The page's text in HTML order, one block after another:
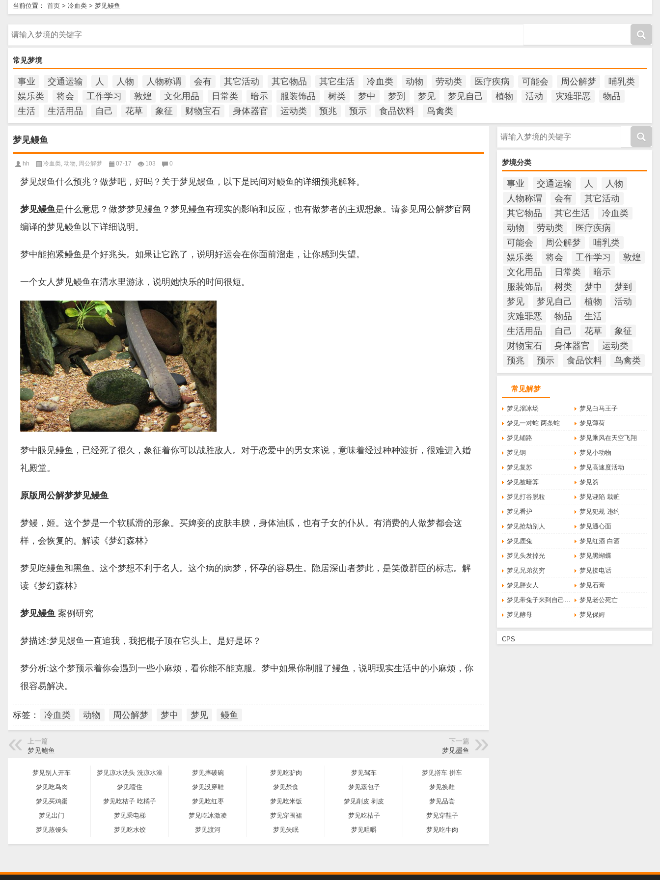
当前位置： 首页 > 冷血类 > 梦见鳗鱼
常见梦境
事业 交通运输 人 人物 人物称谓 会有 其它活动 其它物品 其它生活 冷血类 动物 劳动类 医疗疾病 可能会 周公解梦
哺乳类
娱乐类
将会 工作学习 敦煌 文化用品 日常类 暗示 服装饰品 树类 梦中 梦到 梦见 梦见自己 植物 活动 灾难罪恶
物品
生活
生活用品 自己 花草 象征 财物宝石 身体器官 运动类 预兆 预示 食品饮料 鸟禽类
梦境分类
事业 交通运输 人
人物
人物称谓
会有
其它活动
其它物品
其它生活
冷血类
动物
劳动类
医疗疾病
可能会
周公解梦
哺乳类
娱乐类
将会 工作学习
敦煌
文化用品
日常类
暗示
服装饰品
树类 梦中
梦到
梦见
梦见自己 植物
活动
灾难罪恶
物品
生活
生活用品
自己 花草
象征
财物宝石
身体器官
运动类
预兆
预示 食品饮料 鸟禽类
常见解梦
梦见溜冰场
梦见白马王子
梦见一对蛇 两条蛇
梦见薄荷
梦见铺路
梦见乘风在天空飞翔
梦见钢
梦见小动物
梦见复苏
梦见高速度活动
梦见被暗算
梦见笏
梦见打谷脱粒
梦见诬陷 栽赃
梦见看护
梦见犯规 违约
梦见抢劫别人
梦见通心面
梦见鹿兔
梦见红酒 白酒
梦见头发掉光
梦见黑蝴蝶
梦见兄弟贫穷
梦见接电话
梦见胖女人
梦见石膏
梦见带兔子来到自己身边
梦见老公死亡
梦见酵母
梦见保姆
CPS
梦见鳗鱼
hh 冷血类, 动物, 周公解梦 07-17 103 0
梦见鳗鱼什么预兆？做梦吧，好吗？关于梦见鳗鱼，以下是民间对鳗鱼的详细预兆解释。
梦见鳗鱼是什么意思？做梦梦见鳗鱼？梦见鳗鱼有现实的影响和反应，也有做梦者的主观想象。请参见周公解梦官网
编译的梦见鳗鱼以下详细说明。
梦中能抱紧鳗鱼是个好兆头。如果让它跑了，说明好运会在你面前溜走，让你感到失望。
一个女人梦见鳗鱼在清水里游泳，说明她快乐的时间很短。
梦中眼见鳗鱼，已经死了很久，象征着你可以战胜敌人。对于恋爱中的男女来说，意味着经过种种波折，很难进入婚
礼殿堂。
原版周公解梦梦见鳗鱼
梦鳗，姬。这个梦是一个软腻滑的形象。买婢妾的皮肤丰腴，身体油腻，也有子女的仆从。有消费的人做梦都会这
样，会恢复的。解读《梦幻森林》
梦见吃鳗鱼和黑鱼。这个梦想不利于名人。这个病的病梦，怀孕的容易生。隐居深山者梦此，是笑傲群臣的标志。解
读《梦幻森林》
梦见鳗鱼 案例研究
梦描述:梦见鳗鱼一直追我，我把棍子顶在它头上。是好是坏？
梦分析:这个梦预示着你会遇到一些小麻烦，看你能不能克服。梦中如果你制服了鳗鱼，说明现实生活中的小麻烦，你
很容易解决。
标签： 冷血类 动物 周公解梦 梦中 梦见 鳗鱼
上一篇
梦见鲍鱼
下一篇
梦见墨鱼
梦见别人开车 梦见凉水洗头 洗凉水澡 梦见摔破碗 梦见吃驴肉 梦见驾车
梦见撘车 拼车
梦见吃鸟肉
梦见噎住 梦见没穿鞋 梦见禁食 梦见蒸包子
梦见换鞋
梦见买鸡蛋
梦见吃桔子 吃橘子 梦见吃红枣 梦见吃米饭 梦见削皮 剥皮
梦见品尝
梦见出门
梦见乘电梯 梦见吃冰激凌 梦见穿围裙 梦见吃桔子
梦见穿鞋子
梦见蒸馒头
梦见吃水饺 梦见渡河 梦见失眠 梦见咀嚼 梦见吃牛肉